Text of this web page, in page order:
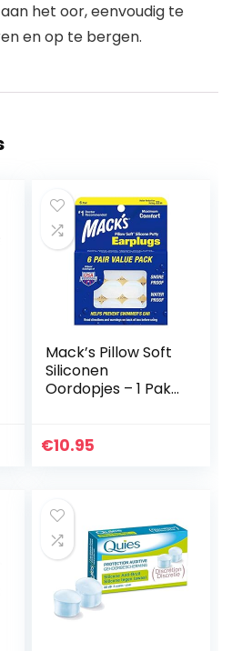
het oor, eenvoudig te
en op te bergen.
Mack’s Pillow Soft
Siliconen
Oordopjes – 1 Pak
€10.95